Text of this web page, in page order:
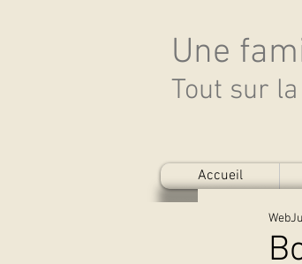
Une
Tout sur
Accueil
WebJu